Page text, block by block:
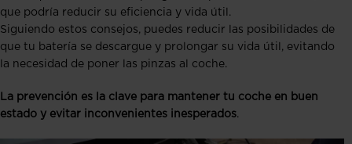
que podría reducir su eficiencia y vida útil.
Siguiendo estos consejos, puedes reducir las posibilidades de
que tu batería se descargue y prolongar su vida útil, evitando
la necesidad de poner las pinzas al coche.
La prevención es la clave para mantener tu coche en buen
estado y evitar inconvenientes inesperados.